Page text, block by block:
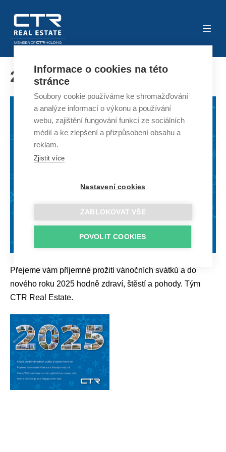
Informace o cookies na této
stránce
Soubory cookie používáme ke shromažďování
a analýze informací o výkonu a používání
webu, zajištění fungování funkcí ze sociálních
médií a ke zlepšení a přizpůsobení obsahu a
reklam.
Zjistit více
Nastavení cookies
ZABLOKOVAT VŠE
POVOLIT COOKIES
content
24. 12. 2024
Přejeme vám příjemné prožití vánočních svátků a do
nového roku 2025 hodně zdraví, štěstí a pohody. Tým
CTR Real Estate.